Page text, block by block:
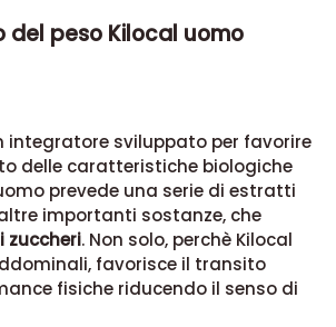
peso Kilocal uomo
integratore sviluppato per favorire
delle caratteristiche biologiche
prevede una serie di estratti
importanti sostanze, che
zuccheri. Non solo, perchè Kilocal
favorisce il transito
fisiche riducendo il senso di